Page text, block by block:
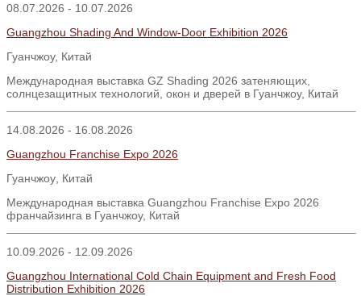
08.07.2026 - 10.07.2026
Guangzhou Shading And Window-Door Exhibition 2026
Гуанчжоу, Китай
Международная выставка GZ Shading 2026 затеняющих,
солнцезащитных технологий, окон и дверей в Гуанчжоу, Китай
14.08.2026 - 16.08.2026
Guangzhou Franchise Expo 2026
Гуанчжоу Китай
Международная выставка Guangzhou Franchise Expo 2026
франчайзинга в Гуанчжоу, Китай
10.09.2026 - 12.09.2026
Guangzhou International Cold Chain Equipment and Fresh Food
Distribution Exhibition 2026